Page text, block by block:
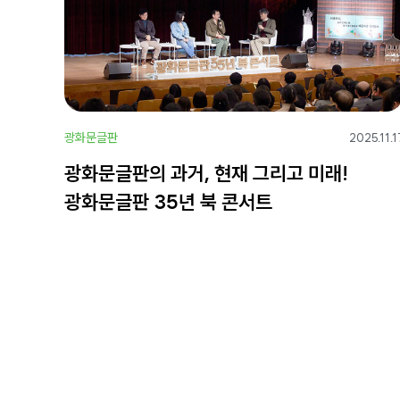
광화문글판
광화문글판의 과거, 현재 그리고 미래!
광화문글판 35년 북 콘서트